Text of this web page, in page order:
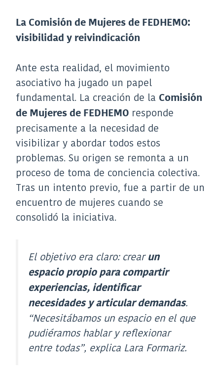
La Comisión de Mujeres de FEDHEMO:
visibilidad y reivindicación
Ante esta realidad, el movimiento
asociativo ha jugado un papel
fundamental. La creación de la Comisión
de Mujeres de FEDHEMO responde
precisamente a la necesidad de
visibilizar y abordar todos estos
problemas. Su origen se remonta a un
proceso de toma de conciencia colectiva.
Tras un intento previo, fue a partir de un
encuentro de mujeres cuando se
consolidó la iniciativa.
El objetivo era claro: crearun
espacio propio para compartir
experiencias, identificar
necesidades y articular demandas.
“Necesitábamos un espacio en el que
pudiéramos hablar y reflexionar
entre todas”, explica Lara Formariz.